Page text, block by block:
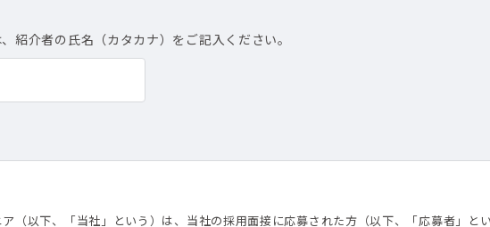
紹介者の氏名（カタカナ）をご記入ください。
（以下、「当社」という）は、当社の採用面接に応募された方（以下、「応募者」と